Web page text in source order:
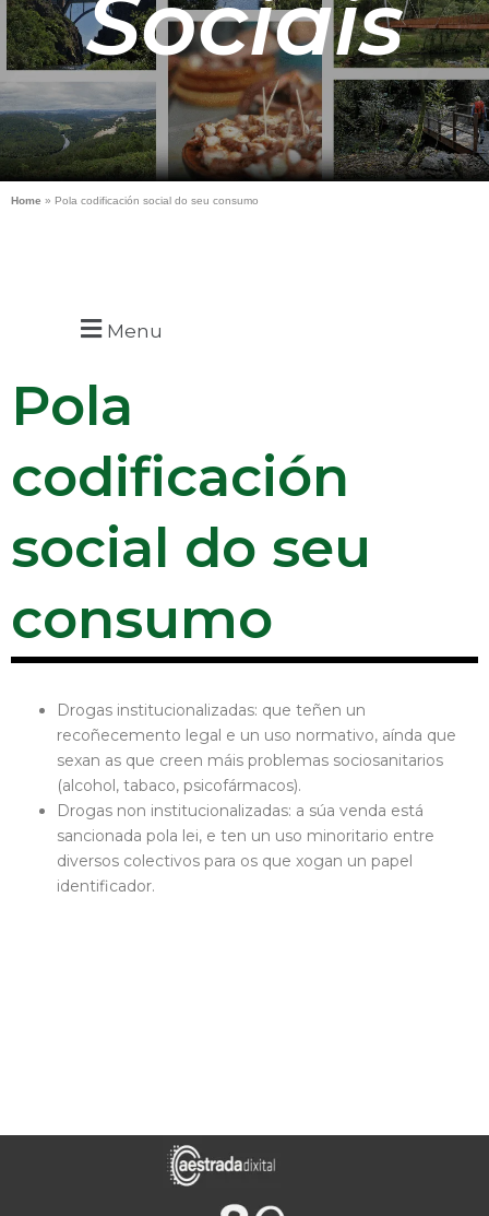
Sociais
Home » Pola codificación social do seu consumo
Menu
Pola
codificación
social do seu
consumo
Drogas institucionalizadas: que teñen un
recoñecemento legal e un uso normativo, aínda que
sexan as que creen máis problemas sociosanitarios
(alcohol, tabaco, psicofármacos).
Drogas non institucionalizadas: a súa venda está
sancionada pola lei, e ten un uso minoritario entre
diversos colectivos para os que xogan un papel
identificador.